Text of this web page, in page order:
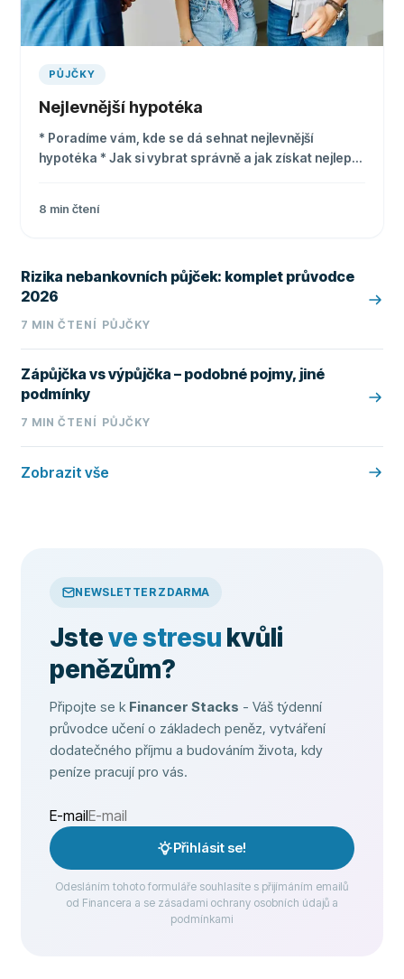
PŮJČKY
Nejlevnější hypotéka
* Poradíme vám, kde se dá sehnat nejlevnější
hypotéka * Jak si vybrat správně a jak získat nejlepší
8 min čtení
Rizika nebankovních půjček: komplet průvodce
2026
7 MIN ČTENÍ PŮJČKY
Zápůjčka vs výpůjčka – podobné pojmy, jiné
podmínky
7 MIN ČTENÍ PŮJČKY
Zobrazit vše
NEWSLETTER ZDARMA
Jsteve stresu kvůli
penězům?
Připojte se k Financer Stacks - Váš týdenní
průvodce učení o základech peněz, vytváření
dodatečného příjmu a budováním života, kdy
peníze pracují pro vás.
E-mail
Přihlásit se!
Odesláním tohoto formuláře souhlasíte s přijímáním emailů
od Financera a se zásadami ochrany osobních údajů a
podmínkami